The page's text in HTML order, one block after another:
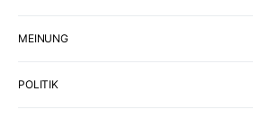
MEINUNG
POLITIK